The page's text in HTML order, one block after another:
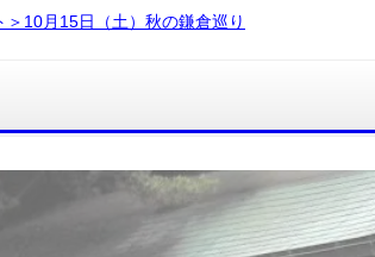
＞10月15日（土）秋の鎌倉巡り